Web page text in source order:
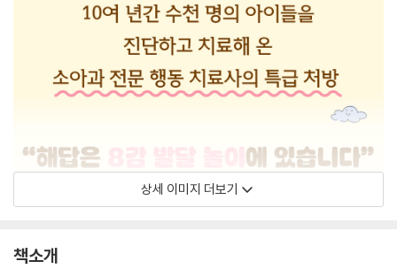
상세 이미지 더보기
책소개